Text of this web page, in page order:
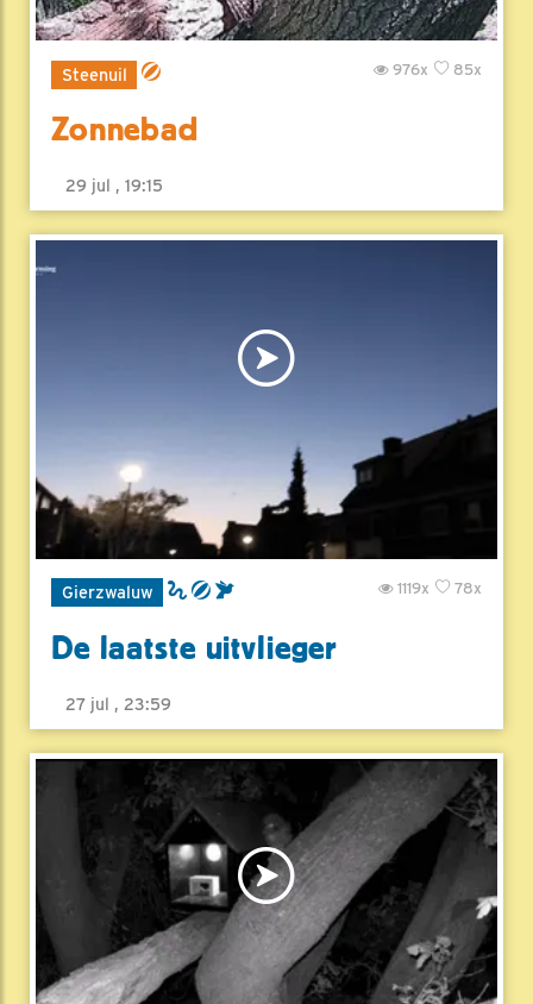
Steenuil 85x
976x
Zonnebad
29 jul , 19:15
Gierzwaluw 78x
1119x
De laatste uitvlieger
27 jul , 23:59